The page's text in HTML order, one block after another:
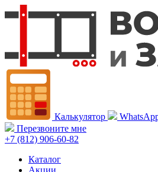
Калькулятор
Перезвоните мне
+7 (812) 906-60-82
Каталог